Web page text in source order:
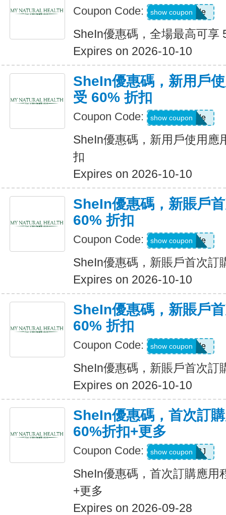
Coupon Code: Show Code
show coupon
SheIn優惠碼，全場最高可享
Expires on 2026-10-10
SheIn優惠碼，新用戶
受 60% 折扣
Coupon Code: Show Code
show coupon
SheIn優惠碼，新用戶使用應
扣
Expires on 2026-10-10
SheIn優惠碼，新賬戶
60% 折扣
Coupon Code: Show Code
show coupon
SheIn優惠碼，新賬戶首次訂
Expires on 2026-10-10
SheIn優惠碼，新賬戶
60% 折扣
Coupon Code: Show Code
show coupon
SheIn優惠碼，新賬戶首次訂
Expires on 2026-10-10
SheIn優惠碼，首次訂
60%折扣+更多
Coupon Code: VJTWP3J
show coupon
SheIn優惠碼，首次訂購應用
+更多
Expires on 2026-09-28